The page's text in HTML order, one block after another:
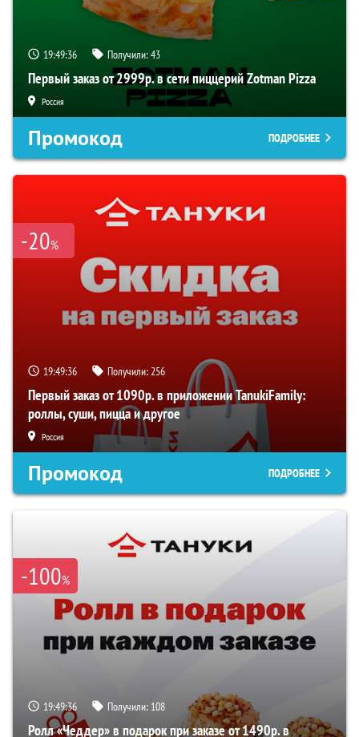
19:49:35 Получили:43
Первый заказ от 2999р. в сети пиццерий Zotman Pizza
Россия
Промокод ПОДРОБНЕЕ
-20%
19:49:35 Получили:256
Первый заказ от 1090р. в приложении TanukiFamily:
роллы, суши, пицца и другое
Россия
Промокод ПОДРОБНЕЕ
-100%
19:49:35 Получили: 108
Ролл «Чеддер» в подарок при заказе от 1490р. в